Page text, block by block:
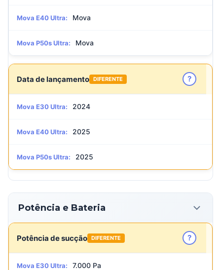
Mova E40 Ultra: Mova
Mova P50s Ultra: Mova
Data de lançamento DIFERENTE ?
Mova E30 Ultra: 2024
Mova E40 Ultra: 2025
Mova P50s Ultra: 2025
Potência e Bateria
Potência de sucção DIFERENTE ?
Mova E30 Ultra: 7.000 Pa